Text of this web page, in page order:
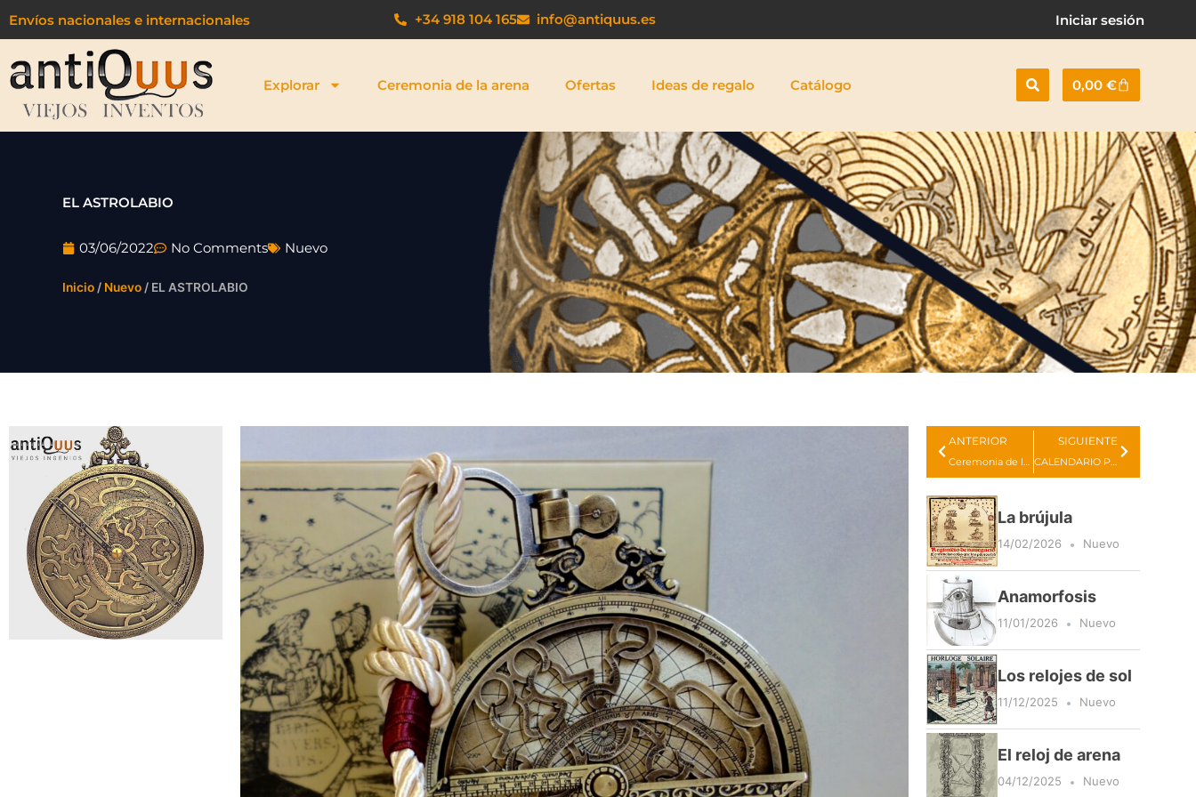
Envíos nacionales e internacionales +34 918 104 165 info@antiquus.es Iniciar sesión
Explorar Ceremonia de la arena Ofertas Ideas de regalo Catálogo 0,00€Cart
EL ASTROLABIO
03/06/2022 No Comments Nuevo
Inicio / Nuevo / EL ASTROLABIO
Prev
ANTERIOR
Ceremonia de la arena
SIGUIENTE
CALENDARIO PERPETUO LETRA DOMINICAL
La brújula
14/02/2026 Nuevo
Anamorfosis
11/01/2026 Nuevo
Los relojes de sol
11/12/2025 Nuevo
El reloj de arena
04/12/2025 Nuevo